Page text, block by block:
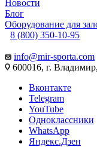
Новости
Блог
Оборудование для
8 (800) 350-10-95
info@mir-sporta.com
600016, г.
Вконтакте
Telegram
YouTube
Одноклассники
WhatsApp
Яндекс.Дзен